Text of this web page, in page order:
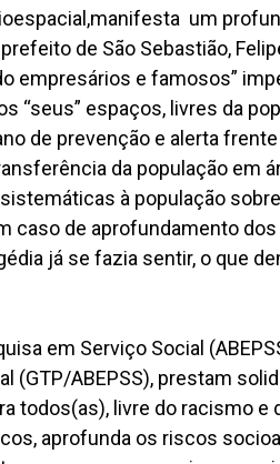
um
de São Sebastião,
empresários e famosos”
“seus” espaços, livres da
de prevenção e alerta
da população em
à população
caso de aprofundamento
já se fazia sentir, o que
em Serviço Social
(GTP/ABEPSS), prestam
todos(as), livre do racismo
aprofunda os riscos